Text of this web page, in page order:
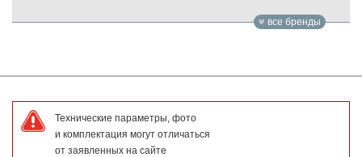
все бренды
Технические параметры, фото
и комплектация могут отличаться
от заявленных на сайте